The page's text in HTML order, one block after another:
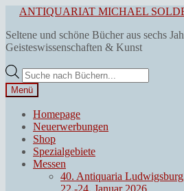
springen
Zum
springen
ANTIQUARIAT MICHAEL
Seltene und schöne Bücher aus sechs
Geisteswissenschaften & Kunst
Products
search
Menü
Homepage
Neuerwerbungen
Shop
Spezialgebiete
Messen
40. Antiquaria
22.-24. Januar 2026